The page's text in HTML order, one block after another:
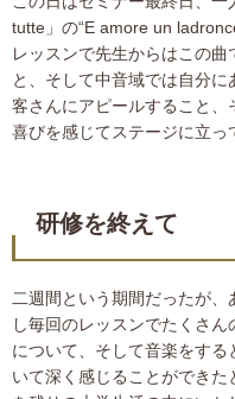
tutte」の“E amore un
レッスンで先生からはこの
と、そして中音域では自分
客さんにアピールすること、
喜びを感じてステージに立っ
研修を終えて
二週間という期間だったが
し毎回のレッスンでたくさ
について、そして音楽をす
いて深く感じることができた